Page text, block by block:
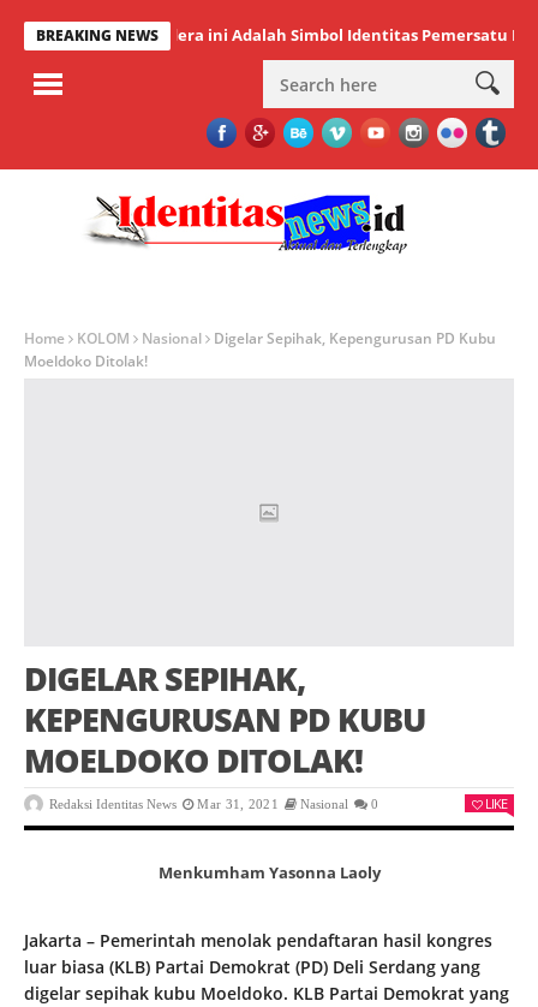
BREAKING NEWS
Kota: Bendera ini Adalah Simbol Identitas Pemersatu Bangsa
Home KOLOM Nasional
Digelar Sepihak, Kepengurusan PD Kubu
Moeldoko Ditolak!
DIGELAR SEPIHAK,
KEPENGURUSAN PD KUBU
MOELDOKO DITOLAK!
Redaksi Identitas News Mar 31, 2021 Nasional 0 LIKE
Menkumham Yasonna Laoly
Jakarta – Pemerintah menolak pendaftaran hasil kongres
luar biasa (KLB) Partai Demokrat (PD) Deli Serdang yang
digelar sepihak kubu Moeldoko. KLB Partai Demokrat yang